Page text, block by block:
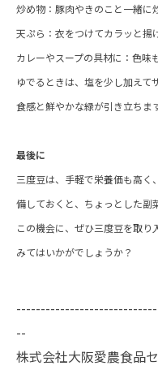
炒め物：豚肉やきのこと一緒に
天ぷら：衣をつけてカラッと揚
カレーやスープの具材に：色味
ゆでるときは、塩を少し加えて
食感と鮮やかな緑が引き立ちます
最後に
三度豆は、手軽で栄養価も高く
備しておくと、ちょっとした副
この機会に、ぜひ三度豆を取り
みてはいかがでしょうか？
--
株式会社大阪愛農食品